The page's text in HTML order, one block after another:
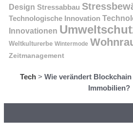
Design Stressabbau
Technologische Innovation
Innovationen
Weltkulturerbe Wintermode
Zeitmanagement
Tech> Wie verändert
Immobilien?